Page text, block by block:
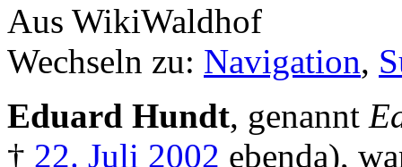
Aus WikiWaldhof
Wechseln zu: Navigation,
Eduard Hundt, genannt
† 22. Juli 2002 ebenda),